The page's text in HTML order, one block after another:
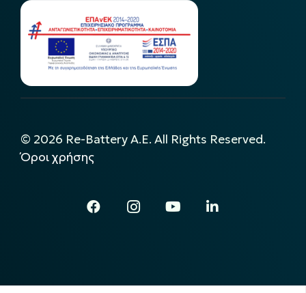
© 2026 Re-Battery A.E. All Rights Reserved.
Όροι χρήσης